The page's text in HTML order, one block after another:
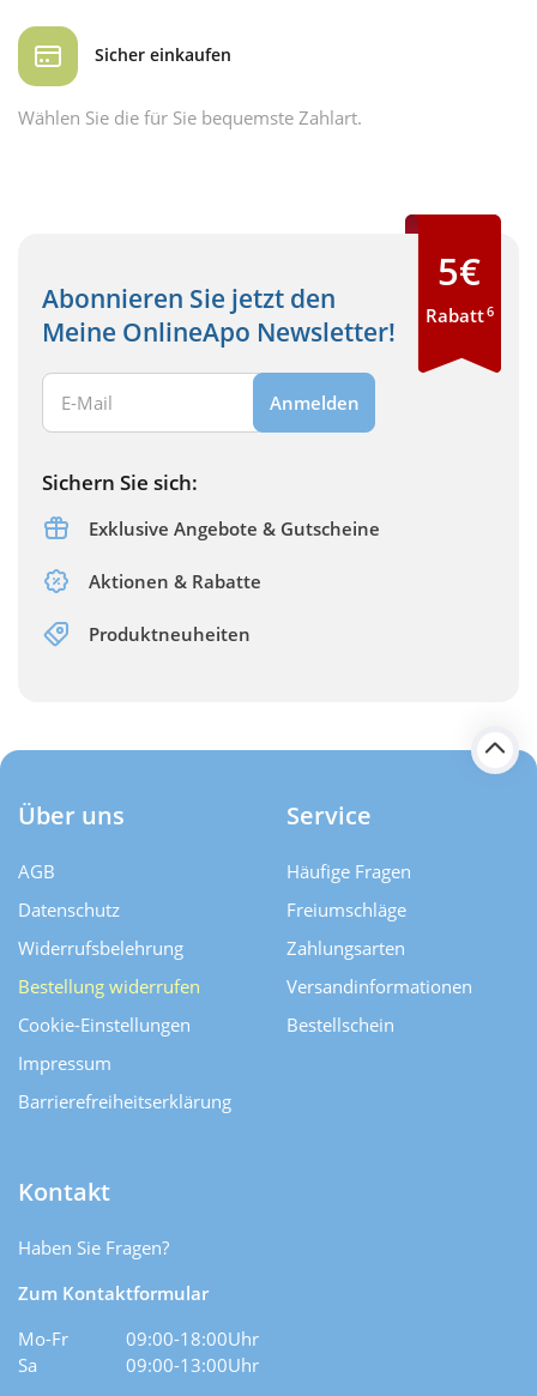
Sicher einkaufen
Wählen Sie die für Sie bequemste Zahlart.
Abonnieren Sie jetzt den
Meine OnlineApo Newsletter!
Ihre E-Mail Adresse:
Anmelden
Sichern Sie sich:
Exklusive Angebote & Gutscheine
Aktionen & Rabatte
Produktneuheiten
5€
Rabatt6
Über uns
AGB
Datenschutz
Widerrufsbelehrung
Bestellung widerrufen
Cookie-Einstellungen
Impressum
Barrierefreiheitserklärung
Service
Häufige Fragen
Freiumschläge
Zahlungsarten
Versand­informationen
Bestellschein
Kontakt
Haben Sie Fragen?
Zum Kontaktformular
Mo-Fr
09:00-18:00Uhr
Sa
09:00-13:00Uhr